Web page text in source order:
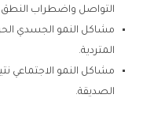
التواصل واضطراب النطق
مشاكل النمو الجسدي
المتردية.
مشاكل النمو الاجتماعي
الصديقة.